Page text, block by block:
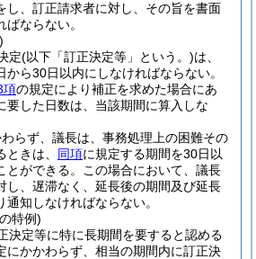
し、訂正請求者に対し、その旨を書面
ならない。
定(以下「訂正決定等」という。)は、
から30日以内にしなければならない。
項の規定により補正を求めた場合にあ
要した日数は、当該期間に算入しな
らず、議長は、事務処理上の困難その
きは、 同項に規定する期間を30日以
ができる。
この場合において、議長
し、遅滞なく、延長後の期間及び延長
知しなければならない。
特例)
決定等に特に長期間を要すると認める
にかかわらず、相当の期間内に訂正決